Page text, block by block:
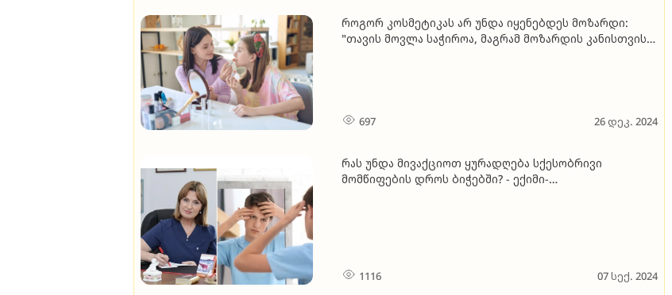
როგორ კოსმეტიკას არ უნდა იყენებდეს მოზარდი:
"თავის მოვლა საჭიროა, მაგრამ მოზარდის კანისთვის
697 26 დეკ. 2024
რას უნდა მივაქციოთ ყურადღება სქესობრივი
მომწიფების დროს ბიჭებში? - ექიმი-
1116 07 სექ. 2024